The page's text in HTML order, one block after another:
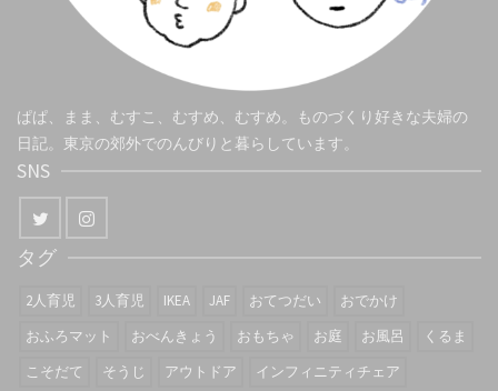
ぱぱ、まま、むすこ、むすめ、むすめ。ものづくり好きな夫婦の
日記。東京の郊外でのんびりと暮らしています。
SNS
タグ
2人育児 3人育児 IKEA JAF おてつだい
おでかけ
おふろマット
おべんきょう おもちゃ お庭 お風呂
くるま
こそだて
そうじ アウトドア
インフィニティチェア